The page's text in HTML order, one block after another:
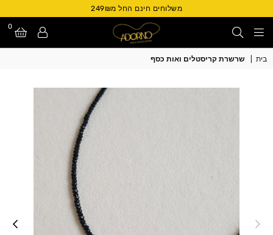
משלוחים חינם החל מ249₪
Adorno
0
בית שרשרת קריסטלים ואות כסף